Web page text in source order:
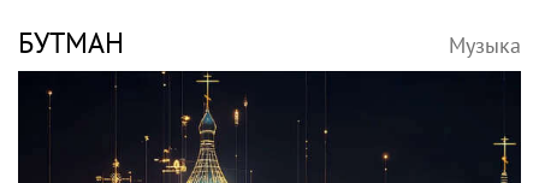
БУТМАН Музыка